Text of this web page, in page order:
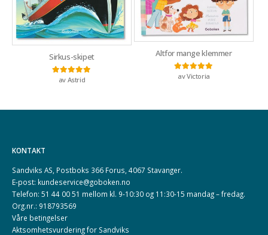
Sirkus-skipet
Vurdert5
av Astrid
Altfor mange klemmer
Vurdert5av 5
av Victoria
KONTAKT
Sandviks AS, Postboks 366 Forus, 4067 Stavanger.
E-post: kundeservice@goboken.no
Telefon: 51 44 00 51 mellom kl. 9-10:30 og 11:30-15 mandag – fredag.
Org.nr.: 918793569
Våre betingelser
Aktsomhetsvurdering for Sandviks